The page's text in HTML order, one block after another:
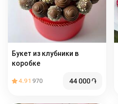
Букет из клубники в
коробке
4.91 970 44 000֏